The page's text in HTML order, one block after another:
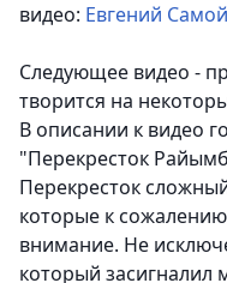
видео: Евгений
Следующее видео -
творится на
В описании к видео
"Перекресток
Перекресток
которые к
внимание. Не
который засигналил